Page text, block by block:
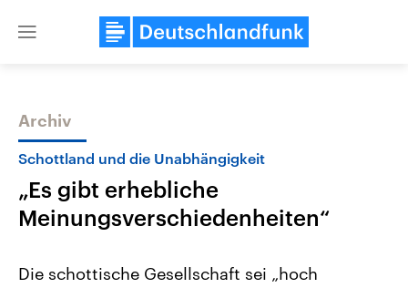
Close
Themen
Archiv
Schottland und die Unabhängigkeit
„Es gibt erhebliche
Meinungsverschiedenheiten“
Die schottische Gesellschaft sei „hoch